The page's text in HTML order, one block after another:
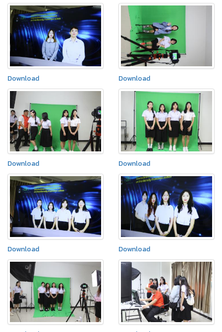
Download Download
Download Download
Download Download